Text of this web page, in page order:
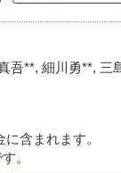
吾**, 細川勇**, 三
含まれます。
。